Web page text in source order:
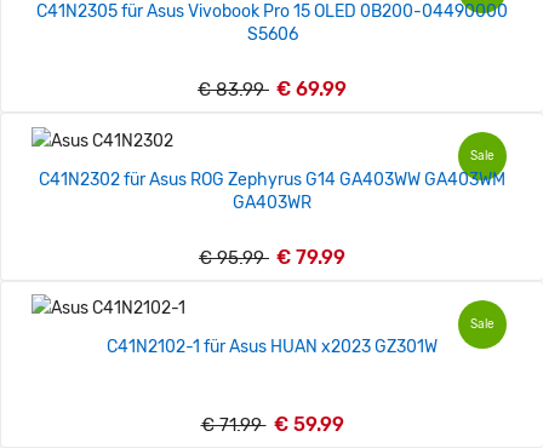
C41N2305 für Asus Vivobook Pro 15 OLED 0B200-04490000
S5606
€ 83.99 € 69.99
Sale
C41N2302 für Asus ROG Zephyrus G14 GA403WW GA403WM
GA403WR
€ 95.99 € 79.99
Sale
C41N2102-1 für Asus HUAN x2023 GZ301W
€ 71.99 € 59.99